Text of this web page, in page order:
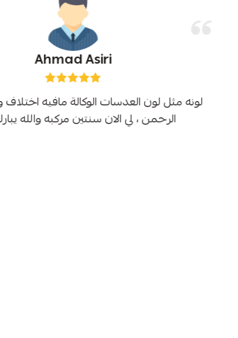
Ahmad Asiri
لونه مثل لون العدسات الوكالة مافيه اختلاف
الرحمن ، لي الان سنتين مركبه والله